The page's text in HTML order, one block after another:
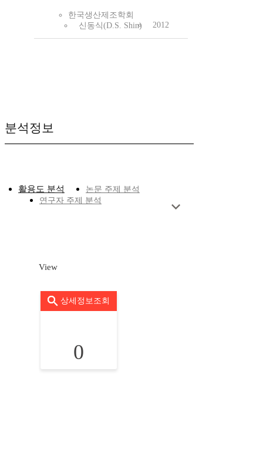
한국생산제조학회
신동식(D.S. Shin)
2012
분석정보
활용도 분석
논문 주제 분석
연구자 주제 분석
View
상세정보조회
0